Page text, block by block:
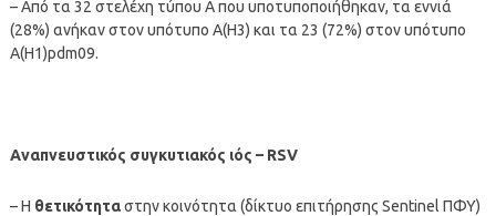
– Από τα 32 στελέχη τύπου Α που υποτυποποιήθηκαν, τα εννιά
(28%) ανήκαν στον υπότυπο Α(Η3) και τα 23 (72%) στον υπότυπο
Α(Η1)pdm09.
Αναπνευστικός συγκυτιακός ιός – RSV
– Η θετικότηταστην κοινότητα (δίκτυο επιτήρησης Sentinel ΠΦΥ)